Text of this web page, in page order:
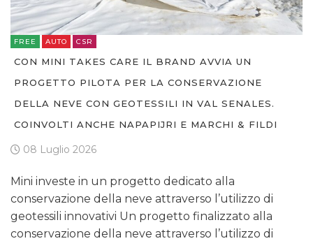
FREE AUTO CSR
CON MINI TAKES CARE IL BRAND AVVIA UN
PROGETTO PILOTA PER LA CONSERVAZIONE
DELLA NEVE CON GEOTESSILI IN VAL SENALES.
COINVOLTI ANCHE NAPAPIJRI E MARCHI & FILDI
08 Luglio 2026
Mini investe in un progetto dedicato alla
conservazione della neve attraverso l’utilizzo di
geotessili innovativi Un progetto finalizzato alla
conservazione della neve attraverso l’utilizzo di